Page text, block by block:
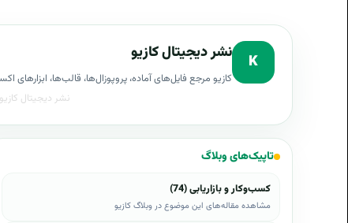
K نشر دیجیتال کازیو
کازیو مرجع فایل‌های آماده، پروپوزال‌ها، قالب‌ها،
تاپیک‌های وبلاگ
کسب‌وکار و بازاریابی (74)
مشاهده مقاله‌های این موضوع در وبلاگ کازیو